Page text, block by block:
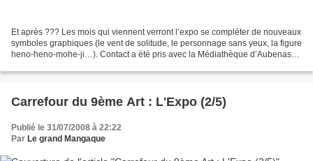
Et après ??? Les mois qui viennent verront l’expo se compléter de nouveaux
symboles graphiques (le vent de solitude, le personnage sans yeux, la figure
heno-heno-mohe-ji…). Contact a été pris avec la Médiathèque d’Aubenas
Carrefour du 9ème Art : L'Expo (2/5)
Publié le 31/07/2008 à 22:22
Par Le grand Mangaque